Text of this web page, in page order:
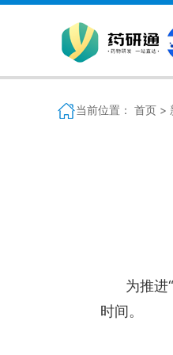
当前位置： 首页 >
为推进
时间。